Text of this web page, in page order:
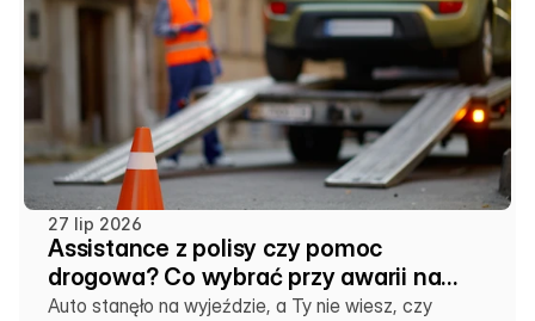
27 lip 2026
Assistance z polisy czy pomoc
drogowa? Co wybrać przy awarii na
wakacjach
Auto stanęło na wyjeździe, a Ty nie wiesz, czy